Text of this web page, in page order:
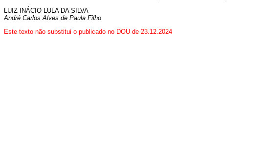
LUIZ INÁCIO LULA DA SILVA
André Carlos Alves de Paula Filho
Este texto não substitui o publicado no DOU de 23.12.2024